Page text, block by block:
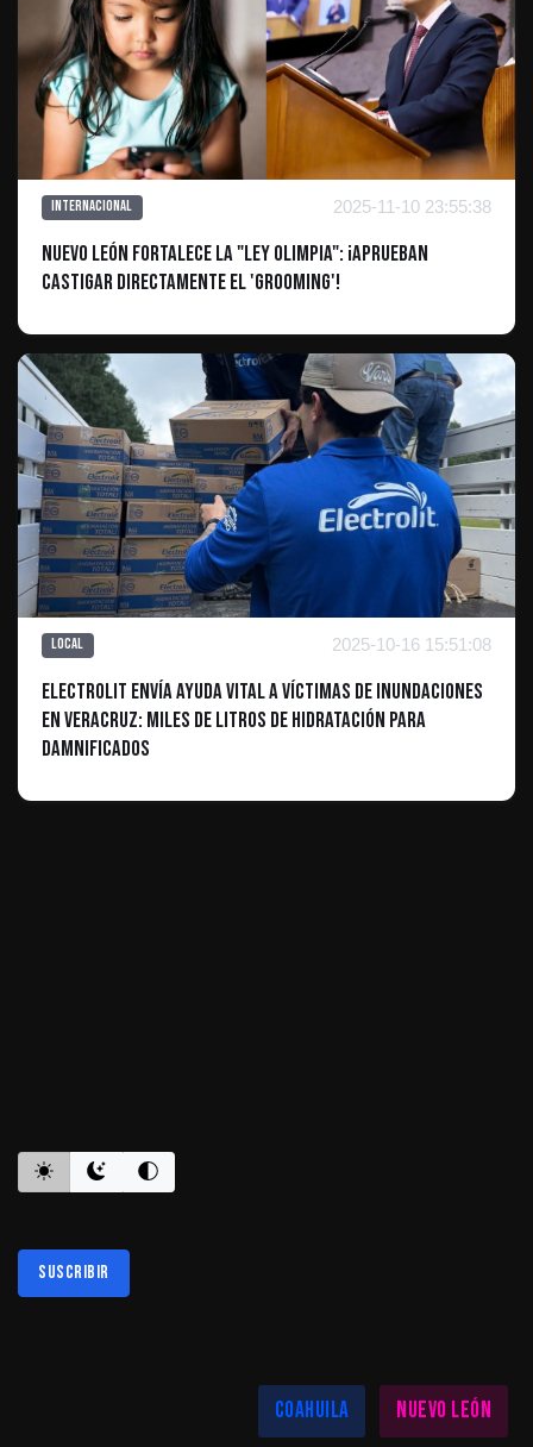
Internacional 2025-11-10 23:55:38
Nuevo León Fortalece la "Ley Olimpia": ¡Aprueban
Castigar Directamente el 'Grooming'!
Local 2025-10-16 15:51:08
Electrolit Envía Ayuda Vital a Víctimas de Inundaciones
en Veracruz: Miles de Litros de Hidratación para
Damnificados
Suscribir
Coahuila
Nuevo León